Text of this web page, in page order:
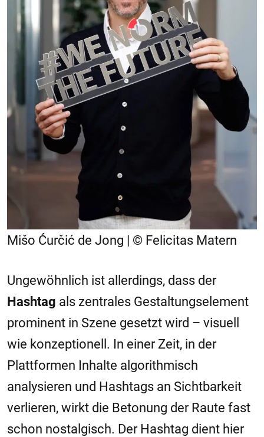
Mišo Ćurčić de Jong | © Felicitas Matern
Ungewöhnlich ist allerdings, dass der
Hashtag als zentrales Gestaltungselement
prominent in Szene gesetzt wird – visuell
wie konzeptionell. In einer Zeit, in der
Plattformen Inhalte algorithmisch
analysieren und Hashtags an Sichtbarkeit
verlieren, wirkt die Betonung der Raute fast
schon nostalgisch. Der Hashtag dient hier